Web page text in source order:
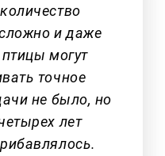
и даже
могут
точное
не было, но
лет